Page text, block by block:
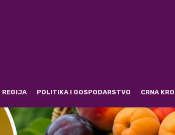
REGIJA POLITIKA I GOSPODARSTVO CRNA